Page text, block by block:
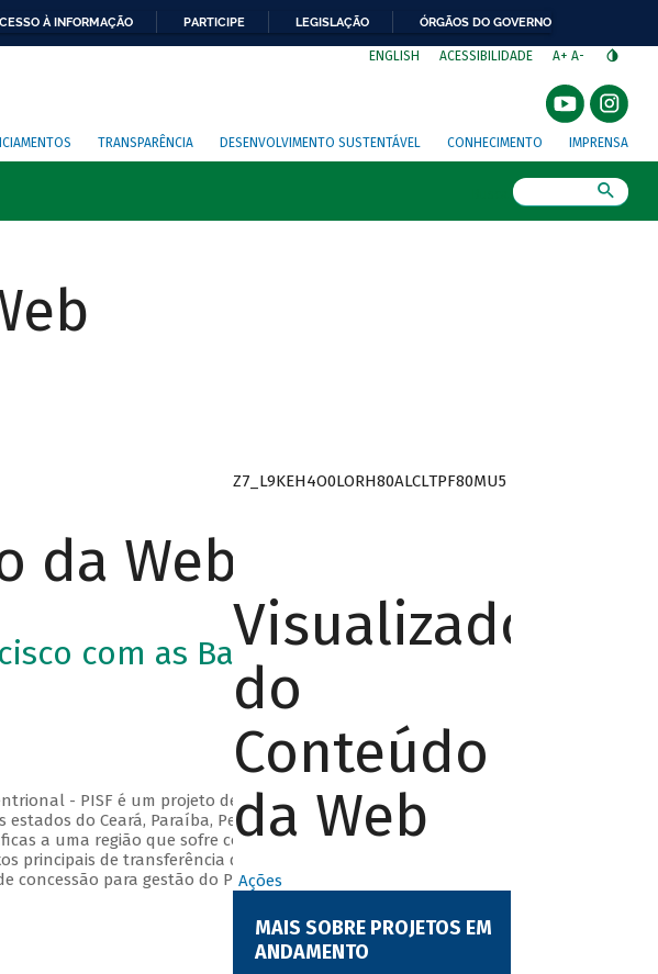
À INFORMAÇÃO PARTICIPE LEGISLAÇÃO ÓRGÃOS DO GOVERNO
ENGLISH ACESSIBILIDADE A+ A-
TRANSPARÊNCIA DESENVOLVIMENTO SUSTENTÁVEL CONHECIMENTO IMPRENSA
da Web
com as Bacias do
- PISF é um projeto de infraestrutura hídrica que capta água
do Ceará, Paraíba, Pernambuco e Rio Grande do Norte. Seu
a uma região que sofre com a escassez e a irregularidade das
principais de transferência de água: Eixo Norte (Trechos I e II) e
concessão para gestão do PISF, incluindo a contratação de serviços
Z7_L9KEH4O0LORH80ALCLTPF80MU5
Visualizador
do
Conteúdo
da Web
Ações
MAIS SOBRE PROJETOS EM
ANDAMENTO